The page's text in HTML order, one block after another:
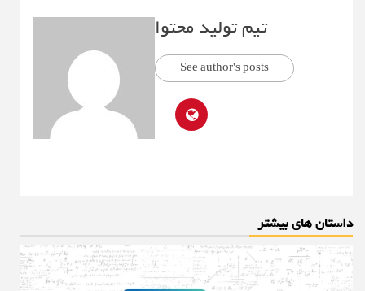
تیم تولید محتوا
See author's posts
داستان های بیشتر